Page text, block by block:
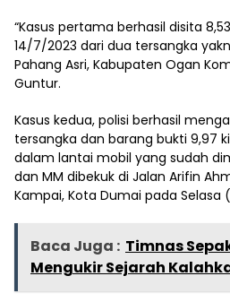
“Kasus pertama berhasil disita
14/7/2023 dari dua tersangka
Pahang Asri, Kabupaten Ogan
Guntur.
Kasus kedua, polisi berhasil
tersangka dan barang bukti 9,97
dalam lantai mobil yang sudah
dan MM dibekuk di Jalan Arifin
Kampai, Kota Dumai pada Selasa
Baca Juga : Timnas
Mengukir Sejarah